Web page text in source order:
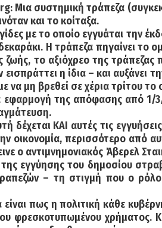
Μια συστημική τράπεζα
και το κοίταξα.
με το οποίο εγγυάται την
Η τράπεζα πηγαίνει
το αξιόχρεο της τράπεζας
εισπράττει η ίδια – και
να μη βρεθεί σε χέρια τρίτου το
εφαρμογή της απόφασης από
δέχεται ΚΑΙ αυτές τις
περισσότερο από
ο αντιμνημονιακός Άβερελ
εγγύησης του δημοσίου
– τη στιγμή που ο
πως η πολιτική κάθε
φρεσκοτυπωμένου